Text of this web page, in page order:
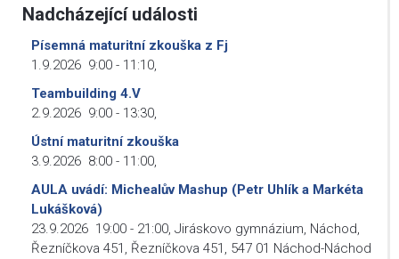
Nadcházející události
Písemná maturitní zkouška z Fj
1.9.2026 9:00 - 11:10,
Teambuilding 4.V
2.9.2026 9:00 - 13:30,
Ústní maturitní zkouška
3.9.2026 8:00 - 11:00,
AULA uvádí: Michealův Mashup (Petr Uhlík a Markéta
Lukášková)
23.9.2026 19:00 - 21:00, Jiráskovo gymnázium, Náchod,
Řezníčkova 451, Řezníčkova 451, 547 01 Náchod-Náchod